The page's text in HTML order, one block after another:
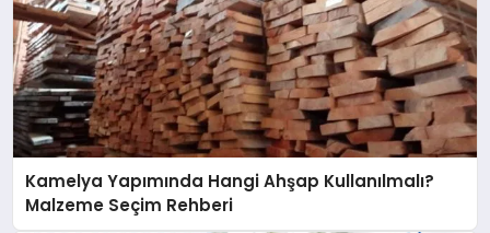
Kamelya Yapımında Hangi Ahşap Kullanılmalı?
Malzeme Seçim Rehberi